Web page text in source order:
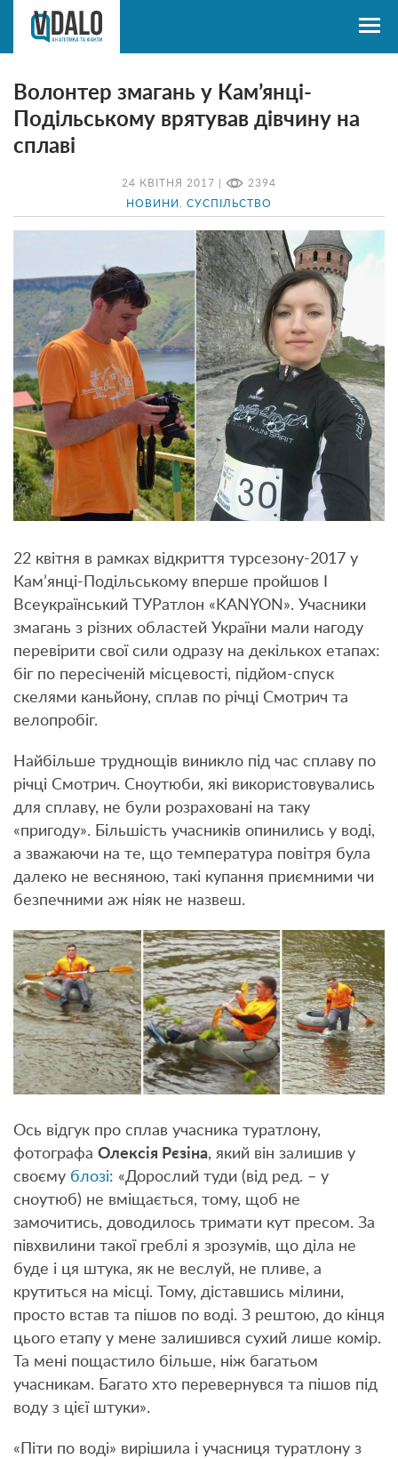
24 КВІТНЯ 2017 | 2394
НОВИНИ СУСПІЛЬСТВО
Волонтер змагань у Кам’янці-
Подільському врятував дівчину на
сплаві
22 квітня в рамках відкриття турсезону-2017 у
Кам’янці-Подільському вперше пройшов І
Всеукраїнський ТУРатлон «KANYON». Учасники
змагань з різних областей України мали нагоду
перевірити свої сили одразу на декількох етапах:
біг по пересіченій місцевості, підйом-спуск
скелями каньйону, сплав по річці Смотрич та
велопробіг.
Найбільше труднощів виникло під час сплаву по
річці Смотрич. Сноутюби, які використовувались
для сплаву, не були розраховані на таку
«пригоду». Більшість учасників опинились у воді,
а зважаючи на те, що температура повітря була
далеко не весняною, такі купання приємними чи
безпечними аж ніяк не назвеш.
Ось відгук про сплав учасника туратлону,
фотографа Олексія Рєзіна, який він залишив у
своєму блозі: «Дорослий туди (від ред. – у
сноутюб) не вміщається, тому, щоб не
замочитись, доводилось тримати кут пресом. За
півхвилини такої греблі я зрозумів, що діла не
буде і ця штука, як не веслуй, не пливе, а
крутиться на місці. Тому, діставшись мілини,
просто встав та пішов по воді. З рештою, до кінця
цього етапу у мене залишився сухий лише комір.
Та мені пощастило більше, ніж багатьом
учасникам. Багато хто перевернувся та пішов під
воду з цієї штуки».
«Піти по воді» вирішила і учасниця туратлону з